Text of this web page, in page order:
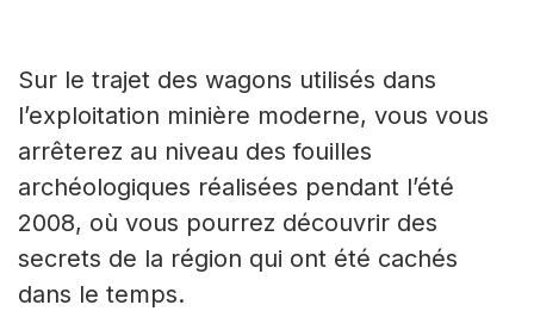
Sur le trajet des wagons utilisés dans
l’exploitation minière moderne, vous vous
arrêterez au niveau des fouilles
archéologiques réalisées pendant l’été
2008, où vous pourrez découvrir des
secrets de la région qui ont été cachés
dans le temps.